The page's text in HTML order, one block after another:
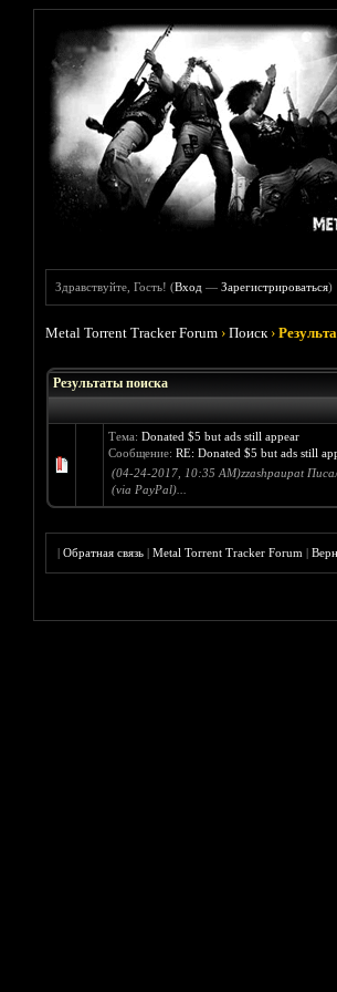
Здравствуйте, Гость! (Вход —Зарегистрироваться)
Metal Torrent Tracker Forum ›Поиск ›
Результаты поиска
Тема: Donated $5 but ads still appear
Сообщение: RE: Donated $5 but ads still
(04-24-2017, 10:35 AM)zzashpaupat
(via PayPal)...
|Обратная связь |Metal Torrent Tracker Forum |